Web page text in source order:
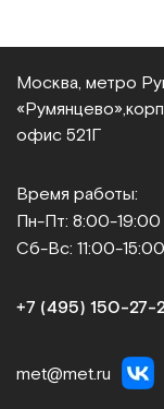
Москва, метро
«Румянцево»,
офис 521Г
Время работы:
Пн-Пт: 8:00-19:00
Сб-Вс: 11:00-15:00
+7 (495)
met@met.ru